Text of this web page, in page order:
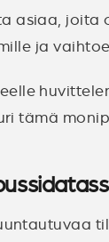
asiaa, joita
ja
tämä